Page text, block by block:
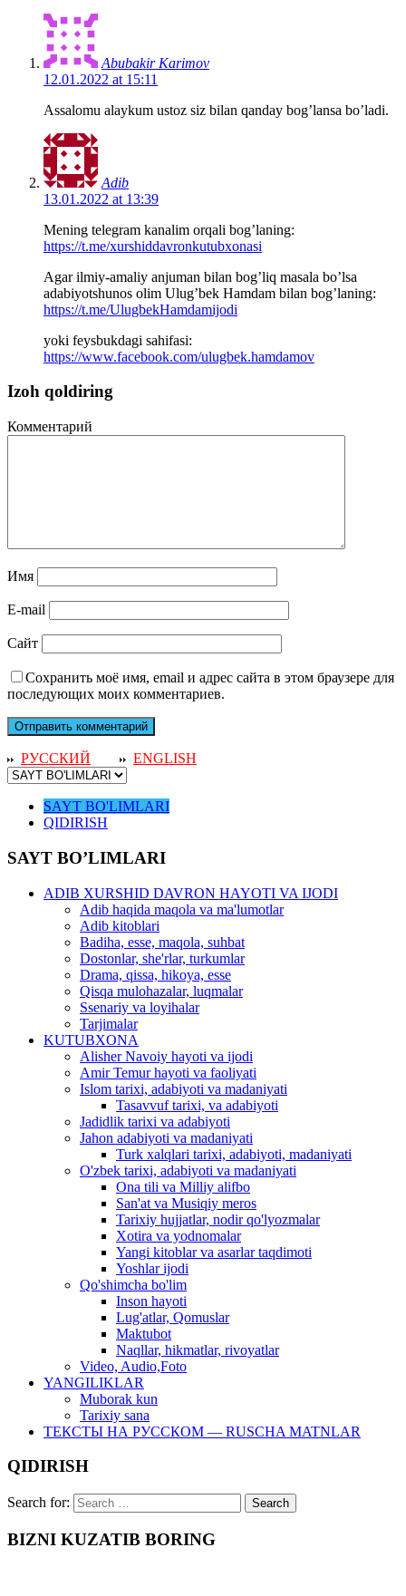
Abubakir Karimov
12.01.2022 at 15:11
Assalomu alaykum ustoz siz bilan qanday bog’lansa bo’ladi.
Adib
13.01.2022 at 13:39
Mening telegram kanalim orqali bog’laning:
https://t.me/xurshiddavronkutubxonasi
Agar ilmiy-amaliy anjuman bilan bog’liq masala bo’lsa
adabiyotshunos olim Ulug’bek Hamdam bilan bog’laning:
https://t.me/UlugbekHamdamijodi
yoki feysbukdagi sahifasi:
https://www.facebook.com/ulugbek.hamdamov
Izoh qoldiring
Комментарий
Имя
E-mail
Сайт
Сохранить моё имя, email и адрес сайта в этом браузере для
последующих моих комментариев.
РУССКИЙ ENGLISH
SAYT BO'LIMLARI
QIDIRISH
SAYT BO’LIMLARI
ADIB XURSHID DAVRON HAYOTI VA IJODI
Adib haqida maqola va ma'lumotlar
Adib kitoblari
Badiha, esse, maqola, suhbat
Dostonlar, she'rlar, turkumlar
Drama, qissa, hikoya, esse
Qisqa mulohazalar, luqmalar
Ssenariy va loyihalar
Tarjimalar
KUTUBXONA
Alisher Navoiy hayoti va ijodi
Amir Temur hayoti va faoliyati
Islom tarixi, adabiyoti va madaniyati
Tasavvuf tarixi, va adabiyoti
Jadidlik tarixi va adabiyoti
Jahon adabiyoti va madaniyati
Turk xalqlari tarixi, adabiyoti, madaniyati
O'zbek tarixi, adabiyoti va madaniyati
Ona tili va Milliy alifbo
San'at va Musiqiy meros
Tarixiy hujjatlar, nodir qo'lyozmalar
Xotira va yodnomalar
Yangi kitoblar va asarlar taqdimoti
Yoshlar ijodi
Qo'shimcha bo'lim
Inson hayoti
Lug'atlar, Qomuslar
Maktubot
Naqllar, hikmatlar, rivoyatlar
Video, Audio,Foto
YANGILIKLAR
Muborak kun
Tarixiy sana
ТЕКСТЫ НА РУССКОМ — RUSCHA MATNLAR
QIDIRISH
Search for:
BIZNI KUZATIB BORING